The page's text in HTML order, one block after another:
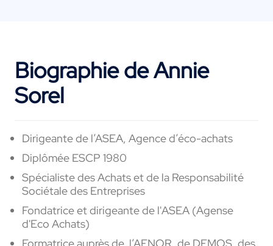
Biographie de Annie
Sorel
Dirigeante de l’ASEA, Agence d’éco-achats
Diplômée ESCP 1980
Spécialiste des Achats et de la Responsabilité
Sociétale des Entreprises
Fondatrice et dirigeante de l'ASEA (Agense
d'Eco Achats)
Formatrice auprès de l’AFNOR, de DEMOS, des